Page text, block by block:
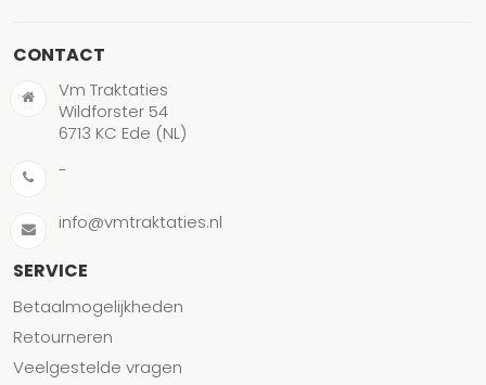
CONTACT
Vm Traktaties
Wildforster 54
6713 KC Ede (NL)
-
info@vmtraktaties.nl
SERVICE
Betaalmogelijkheden
Retourneren
Veelgestelde vragen